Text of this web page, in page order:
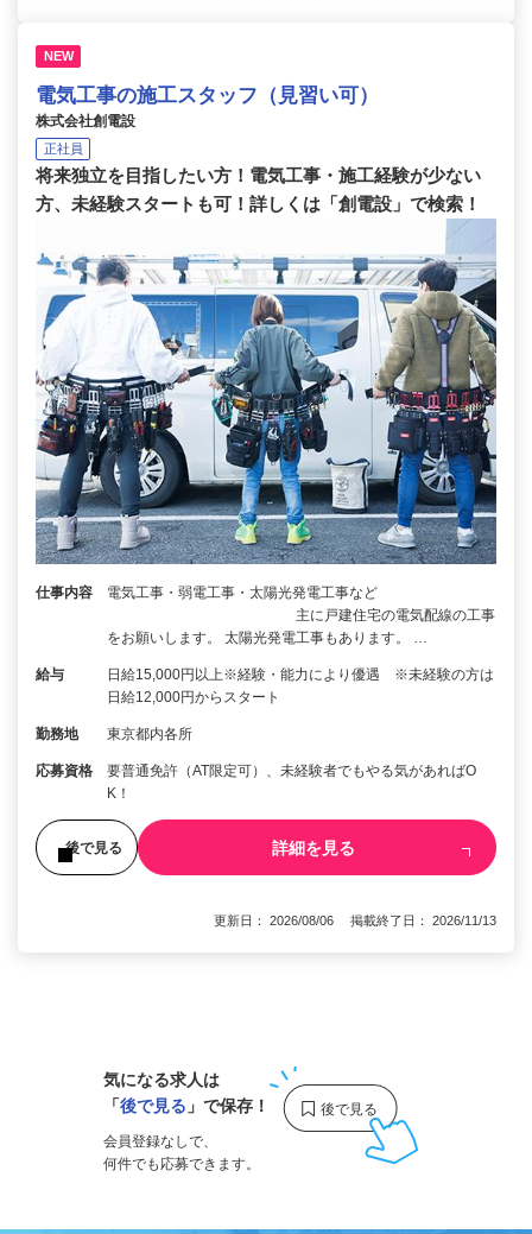
NEW
電気工事の施工スタッフ（見習い可）
株式会社創電設
正社員
将来独立を目指したい方！電気工事・施工経験が少ない
方、未経験スタートも可！詳しくは「創電設」で検索！
仕事内容
電気工事・弱電工事・太陽光発電工事など
主に戸建住宅の電気配線の工事
をお願いします。 太陽光発電工事もあります。 …
給与
日給15,000円以上※経験・能力により優遇 ※未経験の方は
日給12,000円からスタート
勤務地 東京都内各所
応募資格
要普通免許（AT限定可）、未経験者でもやる気があればO
K！
後で見る 詳細を見る
更新日： 2026/08/06 掲載終了日： 2026/11/13
気になる求人は
「後で見る 」で保存！
会員登録なしで、
何件でも応募できます。